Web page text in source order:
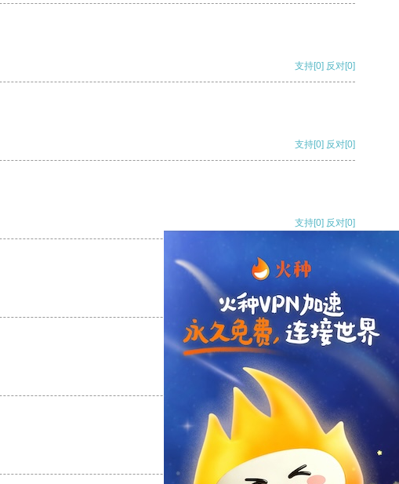
支持[0] 反对[0]
支持[0] 反对[0]
支持[0] 反对[0]
支持[0] 反对
支持
反对 [0]